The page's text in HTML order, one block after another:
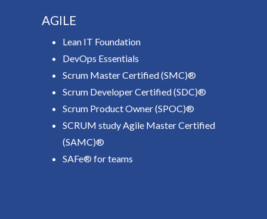
AGILE
Lean IT Foundation
DevOps Essentials
Scrum Master Certified (SMC)®
Scrum Developer Certified (SDC)®
Scrum Product Owner (SPOC)®
SCRUM study Agile Master Certified
(SAMC)®
SAFe® for teams